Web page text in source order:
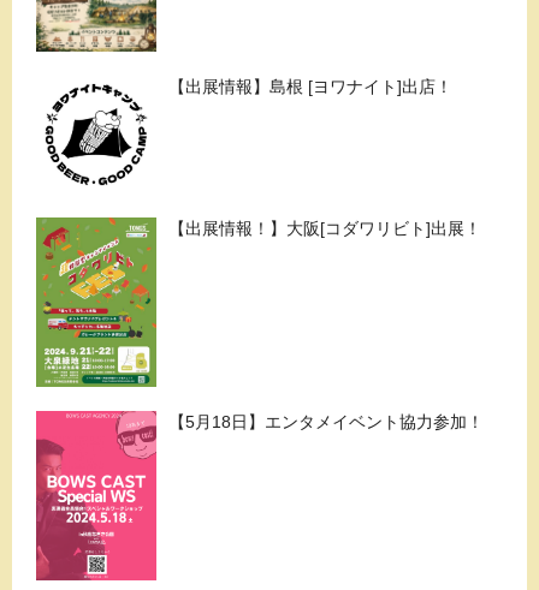
【出展情報】島根 [ヨワナイト]出店！
【出展情報！】大阪[コダワリビト]出展！
【5月18日】エンタメイベント協力参加！